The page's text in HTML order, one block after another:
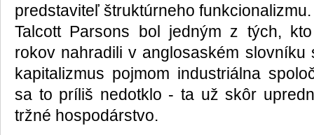
predstaviteľ štruktúrneho funkcionalizmu.
Talcott Parsons bol jedným z tých,
rokov nahradili v anglosaském slovníku
kapitalizmus pojmom industriálna
sa to príliš nedotklo - ta už skôr
tržné hospodárstvo.